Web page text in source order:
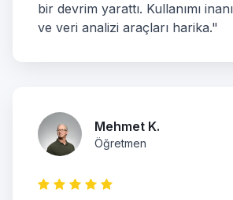
bir devrim yarattı. Kullanımı
ve veri analizi araçları harika."
Mehmet K.
Öğretmen